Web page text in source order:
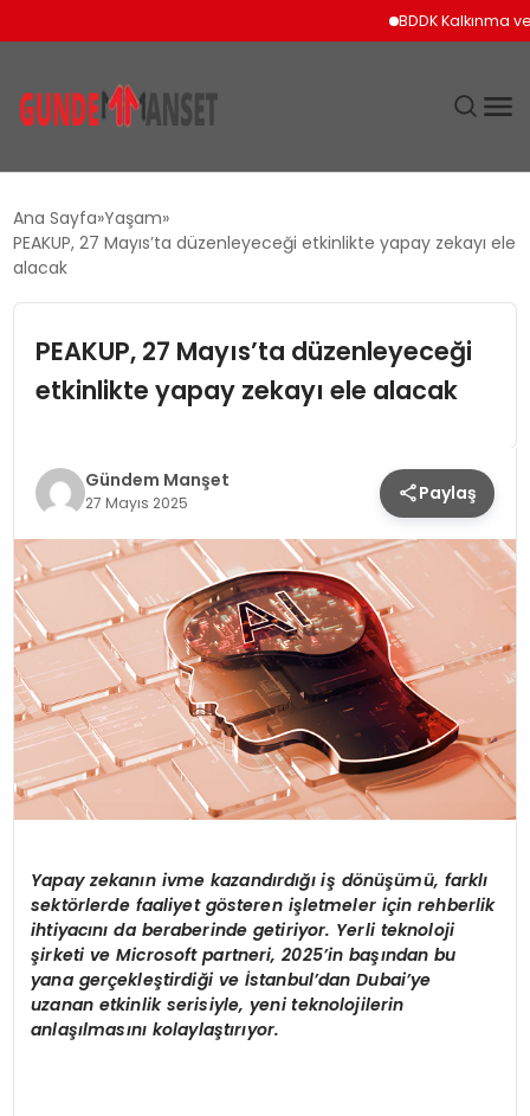
BDDK Kalkınma ve
DÜNYA
SPOR
YAŞAM
Ana Sayfa Yaşam
PEAKUP, 27 Mayıs’ta düzenleyeceği etkinlikte yapay zekayı ele
alacak
PEAKUP, 27 Mayıs’ta düzenleyeceği
etkinlikte yapay zekayı ele alacak
Gündem Manşet
27 Mayıs 2025 Paylaş
Yapay zekanın ivme kazandırdığı iş dönüşümü, farklı
sektörlerde faaliyet gösteren işletmeler için rehberlik
ihtiyacını da beraberinde getiriyor. Yerli teknoloji
şirketi ve Microsoft partneri, 2025’in başından bu
yana gerçekleştirdiği ve İstanbul’dan Dubai’ye
uzanan etkinlik serisiyle, yeni teknolojilerin
anlaşılmasını kolaylaştırıyor.